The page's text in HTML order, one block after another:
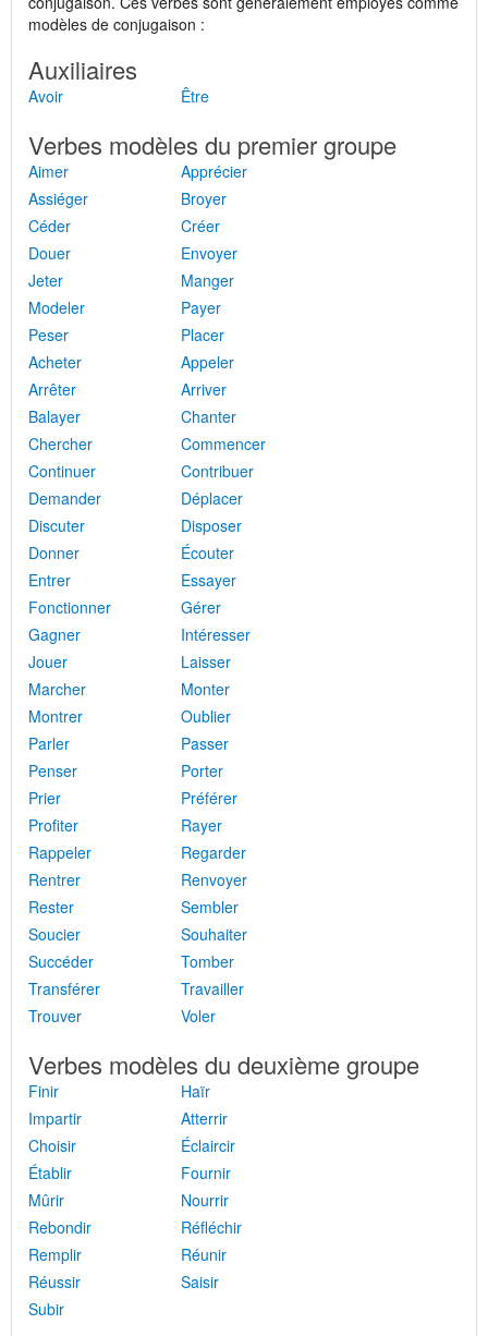
modèles de conjugaison :
Auxiliaires
Avoir Être
Verbes modèles du premier groupe
Aimer
Apprécier
Assiéger
Broyer
Céder
Créer
Douer
Envoyer
Jeter
Manger
Modeler
Payer
Peser
Placer
Acheter
Appeler
Arrêter
Arriver
Balayer
Chanter
Chercher
Commencer
Continuer
Contribuer
Demander
Déplacer
Discuter
Disposer
Donner
Écouter
Entrer
Essayer
Fonctionner
Gérer
Gagner
Intéresser
Jouer
Laisser
Marcher
Monter
Montrer
Oublier
Parler
Passer
Penser
Porter
Prier
Préférer
Profiter
Rayer
Rappeler
Regarder
Rentrer
Renvoyer
Rester
Sembler
Soucier
Souhaiter
Succéder
Tomber
Transférer
Travailler
Trouver
Voler
Verbes modèles du deuxième groupe
Finir
Haïr
Impartir
Atterrir
Choisir
Éclaircir
Établir
Fournir
Mûrir
Nourrir
Rebondir
Réfléchir
Remplir
Réunir
Réussir
Saisir
Subir